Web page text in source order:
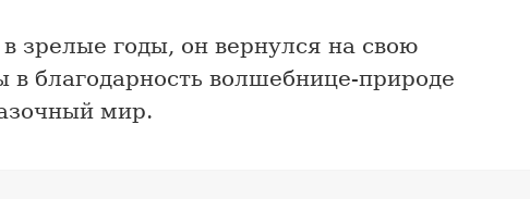
зрелые годы, он вернулся на свою
в благодарность волшебнице-природе
мир.